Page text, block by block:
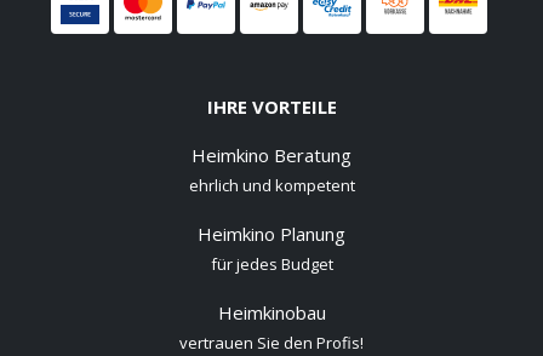
IHRE VORTEILE
Heimkino Beratung
ehrlich und kompetent
Heimkino Planung
für jedes Budget
Heimkinobau
vertrauen Sie den Profis!